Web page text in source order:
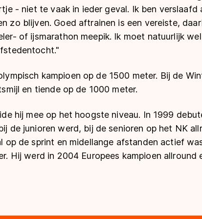
- niet te vaak in ieder geval. Ik ben verslaafd
zo blijven. Goed aftrainen is een vereiste,
of ijsmarathon meepik. Ik moet natuurlijk
kampioen op de 1500 meter. Bij de
en tiende op de 1000 meter.
hij mee op het hoogste niveau. In 1999
de junioren werd, bij de senioren op het NK
op de sprint en midellange afstanden actief
Hij werd in 2004 Europees kampioen allround